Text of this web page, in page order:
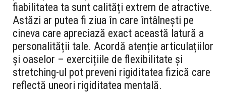
fiabilitatea ta sunt calități extrem de atractive.
Astăzi ar putea fi ziua în care întâlnești pe
cineva care apreciază exact această latură a
personalității tale. Acordă atenție articulațiilor
și oaselor – exercițiile de flexibilitate și
stretching-ul pot preveni rigiditatea fizică care
reflectă uneori rigiditatea mentală.